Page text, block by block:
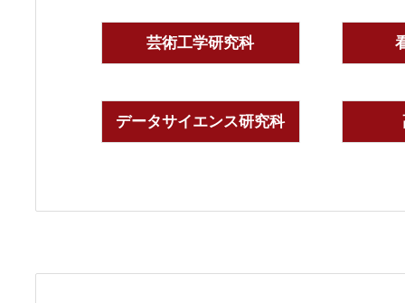
芸術工学研究科
データサイエンス研究科